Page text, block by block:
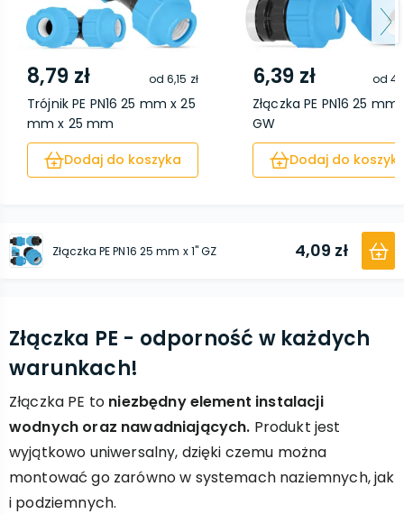
8,79 zł od6,15 zł
Trójnik PE PN16 25 mm x 25
mm x 25 mm
Dodaj do koszyka
6,39 zł od
Złączka PE PN16 25 mm
GW
Dodaj do
Złączka PE PN16 25 mm x 1'' GZ 4,09 zł
Złączka PE - odporność w każdych
warunkach!
Złączka PE to niezbędny element instalacji
wodnych oraz nawadniających. Produkt jest
wyjątkowo uniwersalny, dzięki czemu można
montować go zarówno w systemach naziemnych, jak
i podziemnych.